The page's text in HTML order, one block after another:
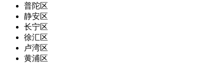
普陀区
静安区
长宁区
徐汇区
卢湾区
黄浦区